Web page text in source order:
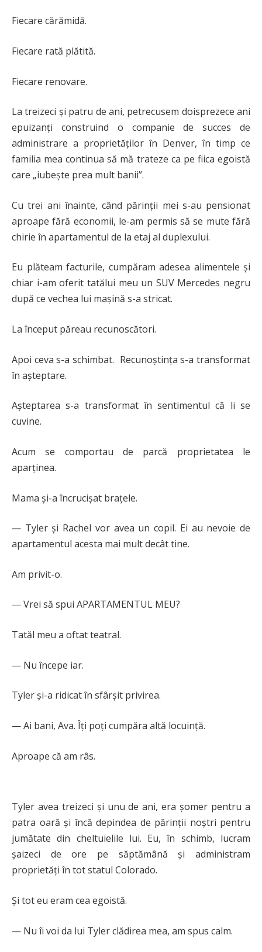
Fiecare cărămidă.
Fiecare rată plătită.
Fiecare renovare.
La treizeci și patru de ani, petrecusem doisprezece ani
epuizanți construind o companie de succes de
administrare a proprietăților în Denver, în timp ce
familia mea continua să mă trateze ca pe fiica egoistă
care „iubește prea mult banii”.
Cu trei ani înainte, când părinții mei s-au pensionat
aproape fără economii, le-am permis să se mute fără
chirie în apartamentul de la etaj al duplexului.
Eu plăteam facturile, cumpăram adesea alimentele și
chiar i-am oferit tatălui meu un SUV Mercedes negru
după ce vechea lui mașină s-a stricat.
La început păreau recunoscători.
Apoi ceva s-a schimbat. Recunoștința s-a transformat
în așteptare.
Așteptarea s-a transformat în sentimentul că li se
cuvine.
Acum se comportau de parcă proprietatea le
aparținea.
Mama și-a încrucișat brațele.
— Tyler și Rachel vor avea un copil. Ei au nevoie de
apartamentul acesta mai mult decât tine.
Am privit-o.
— Vrei să spui APARTAMENTUL MEU?
Tatăl meu a oftat teatral.
— Nu începe iar.
Tyler și-a ridicat în sfârșit privirea.
— Ai bani, Ava. Îți poți cumpăra altă locuință.
Aproape că am râs.
Tyler avea treizeci și unu de ani, era șomer pentru a
patra oară și încă depindea de părinții noștri pentru
jumătate din cheltuielile lui. Eu, în schimb, lucram
șaizeci de ore pe săptămână și administram
proprietăți în tot statul Colorado.
Și tot eu eram cea egoistă.
— Nu îi voi da lui Tyler clădirea mea, am spus calm.